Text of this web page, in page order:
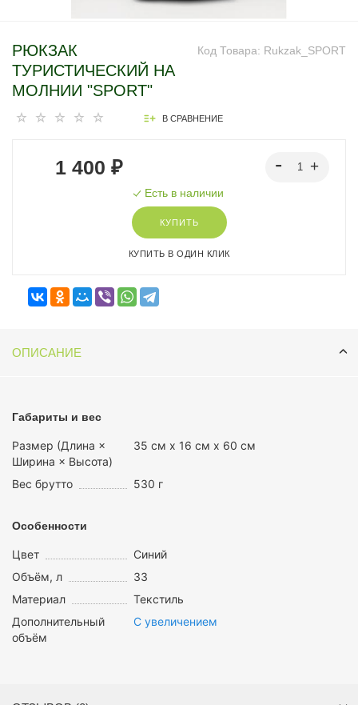
Код Товара: Rukzak_SPORT
РЮКЗАК
ТУРИСТИЧЕСКИЙ НА
МОЛНИИ "SPORT"
В СРАВНЕНИЕ
1 400 ₽
Есть в наличии
КУПИТЬ
КУПИТЬ В ОДИН КЛИК
ОПИСАНИЕ
Габариты и вес
Размер (Длина ×
Ширина × Высота)
35 см х 16 см х 60 см
Вес брутто 530 г
Особенности
Цвет
Синий
Объём, л
33
Материал
Текстиль
Дополнительный
объём
С увеличением